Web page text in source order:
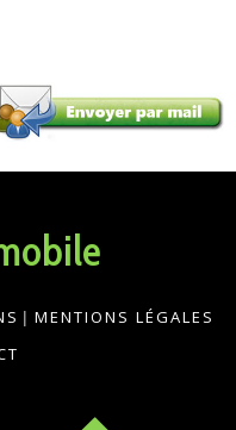
| MENTIONS LÉGALES